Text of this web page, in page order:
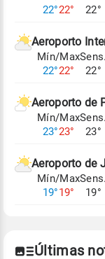
Para obter
22°22°
22°
Aeroporto
Mín/Max
22°22°
Sens.
22°
Aeroporto de
Mín/Max
23°23°
Sens.
23°
Aeroporto de
Mín/Max
19°19°
Sens.
19°
Últimas